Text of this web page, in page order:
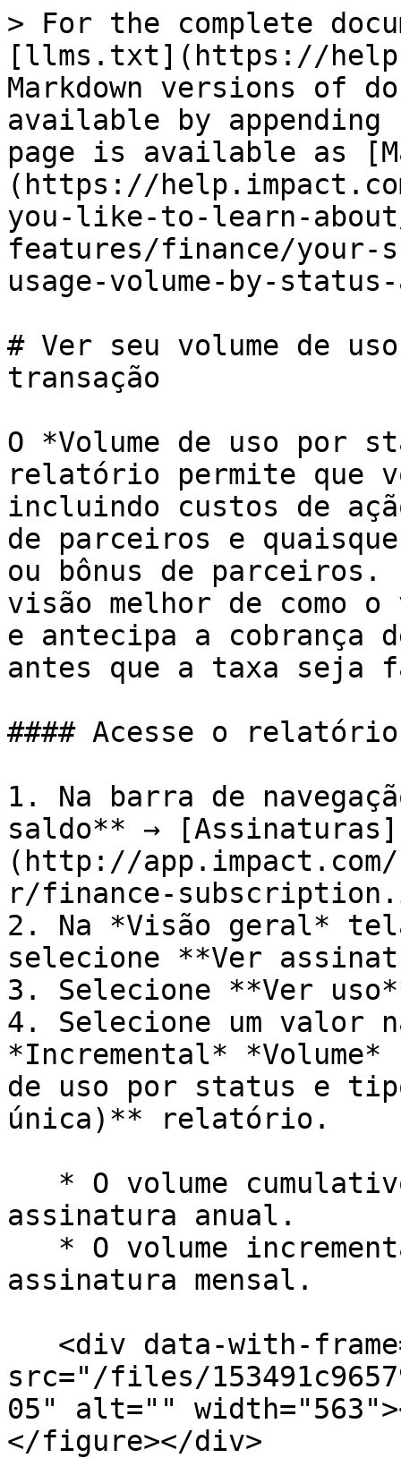
> For the complete
[llms.txt](https://
Markdown versions of
available by
page is available as
(https://
you-like-to-learn-
features/finance/your-
usage-volume-by-
# Ver seu volume de
transação
O *Volume de uso por
relatório permite que
incluindo custos de
de parceiros e
ou bônus de
visão melhor de como
e antecipa a cobrança
antes que a taxa seja
#### Acesse o relatório
1. Na barra de
saldo** → [Assinaturas]
(http://
r/finance-
2. Na *Visão geral*
selecione **Ver
3. Selecione **Ver
4. Selecione um valor
*Incremental*
de uso por status e
única)** relatório.
assinatura anual.
assinatura mensal.
src="/files/
05" alt=""
</figure></div>